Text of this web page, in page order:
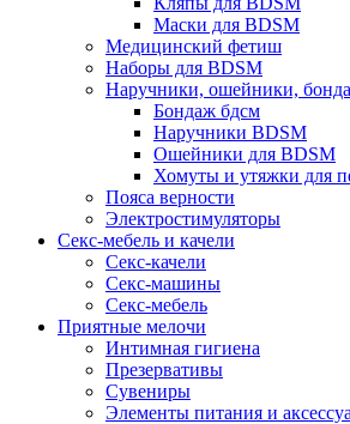
Маски для BDSM
Медицинский фетиш
Наборы для BDSM
Наручники, ошейники,
Бондаж бдсм
Наручники BDSM
Ошейники для BDSM
Хомуты и утяжки для
Пояса верности
Электростимуляторы
Секс-мебель и качели
Секс-качели
Секс-машины
Секс-мебель
Приятные мелочи
Интимная гигиена
Презервативы
Сувениры
Элементы питания и